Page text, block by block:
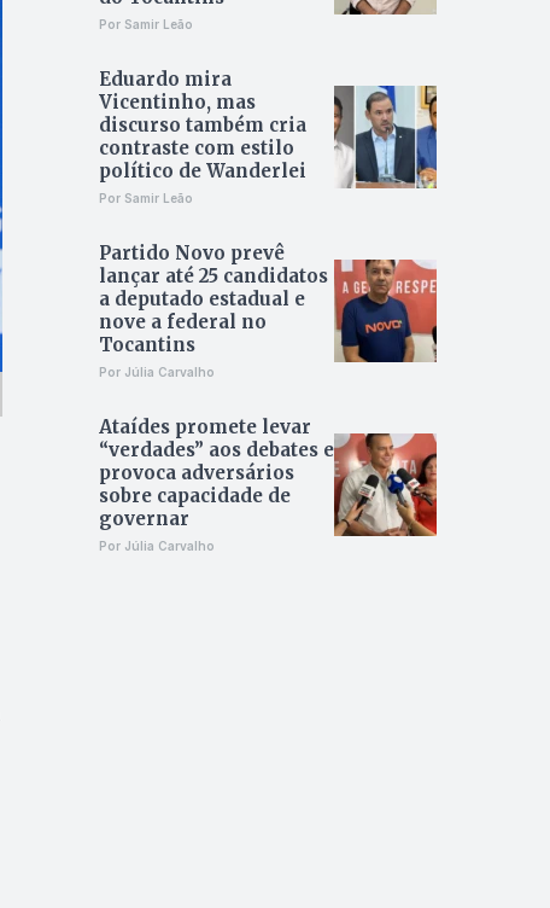
Por Samir Leão
Eduardo mira
Vicentinho, mas
discurso também cria
contraste com estilo
político de Wanderlei
Por Samir Leão
Partido Novo prevê
lançar até 25 candidatos
a deputado estadual e
nove a federal no
Tocantins
Por Júlia Carvalho
Ataídes promete levar
“verdades” aos debates e
provoca adversários
sobre capacidade de
governar
Por Júlia Carvalho